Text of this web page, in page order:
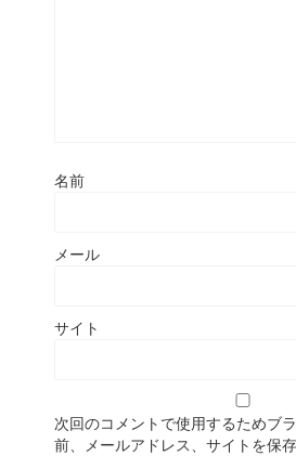
名前
メール
サイト
次回のコメントで使用するためブ
前、メールアドレス、サイトを保存